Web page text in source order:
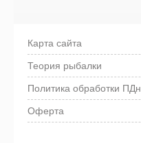
Карта сайта
Теория рыбалки
Политика обработки ПДн
Оферта